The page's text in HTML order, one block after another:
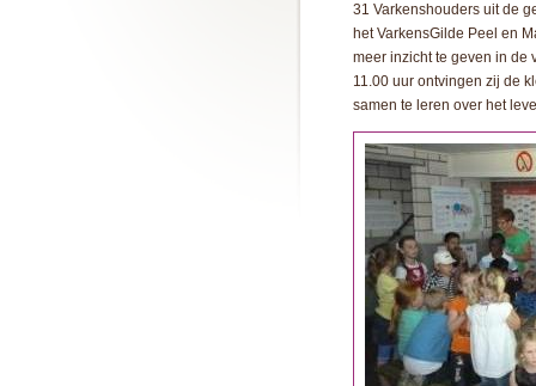
31 Varkenshouders uit de
het VarkensGilde Peel en
meer inzicht te geven in de
11.00 uur ontvingen zij de
samen te leren over het